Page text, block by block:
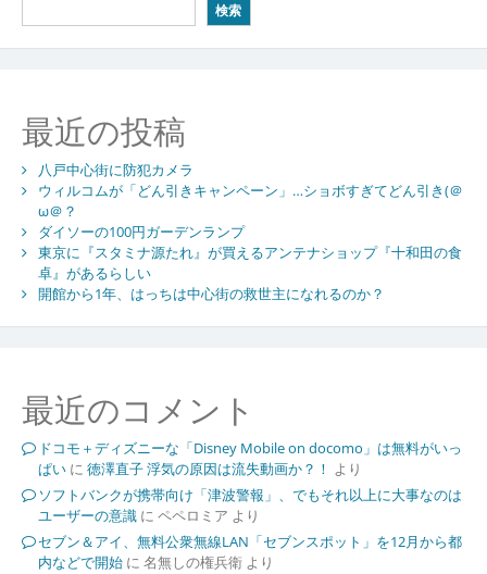
検索
最近の投稿
八戸中心街に防犯カメラ
ウィルコムが「どん引きキャンペーン」…ショボすぎてどん引き(＠
ω＠？
ダイソーの100円ガーデンランプ
東京に『スタミナ源たれ』が買えるアンテナショップ『十和田の食
卓』があるらしい
開館から1年、はっちは中心街の救世主になれるのか？
最近のコメント
ドコモ＋ディズニーな「Disney Mobile on docomo」は無料がいっ
ぱいに 徳澤直子 浮気の原因は流失動画か？！ より
ソフトバンクが携帯向け「津波警報」、でもそれ以上に大事なのは
ユーザーの意識に ペペロミア より
セブン＆アイ、無料公衆無線LAN「セブンスポット」を12月から都
内などで開始に 名無しの権兵衛より